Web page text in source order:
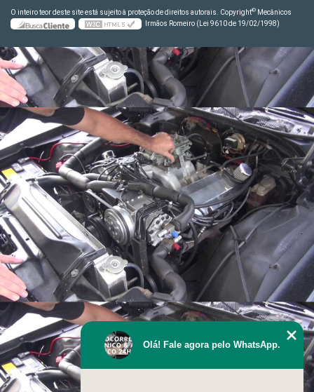
O inteiro teor deste site está sujeito à proteção de direitos autorais. Copyright© Mecânicos
Irmãos Romeiro (Lei 9610 de 19/02/1998)
Olá! Fale agora pelo WhatsApp.